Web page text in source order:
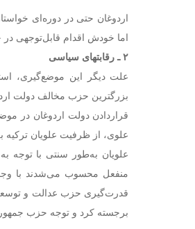
اردوغان حتی در دوره‌ای
اما خودش اقدام قابل‌توجهی در
۲ ـ رقابتهای سیاسی
علت دیگر این موضع‌گیری،
بزرگترین حزب مخالف دولت
قراردادن دولت اردوغان در
علوی، از ظرفیت علویان ترکیه
علویان به‌طور سنتی با توجه
منفعل محسوب می‌شدند با وجود
قدرت‌گیری حزب عدالت و
برجسته کرد و توجه حزب